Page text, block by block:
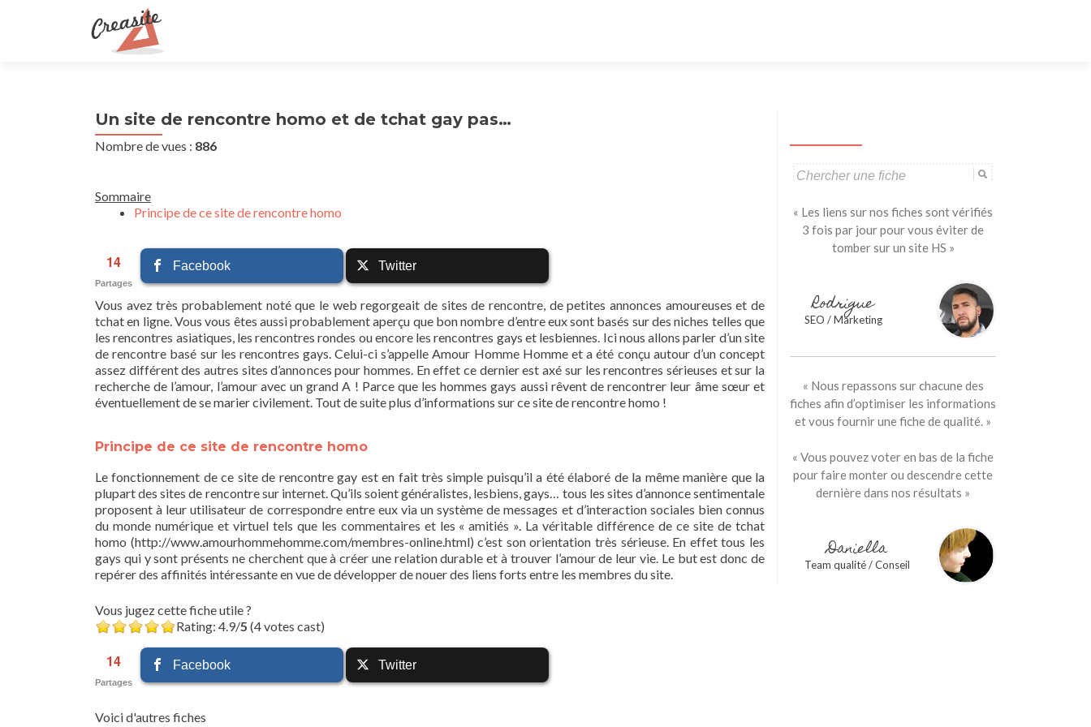
Un site de rencontre homo et de tchat gay pas…
Nombre de vues : 886
Sommaire
Principe de ce site de rencontre homo
14
Partages
Facebook Twitter
Vous avez très probablement noté que le web regorgeait de sites de rencontre, de petites annonces amoureuses et de
tchat en ligne. Vous vous êtes aussi probablement aperçu que bon nombre d’entre eux sont basés sur des niches telles que
les rencontres asiatiques, les rencontres rondes ou encore les rencontres gays et lesbiennes. Ici nous allons parler d’un site
de rencontre basé sur les rencontres gays. Celui-ci s’appelle Amour Homme Homme et a été conçu autour d’un concept
assez différent des autres sites d’annonces pour hommes. En effet ce dernier est axé sur les rencontres sérieuses et sur la
recherche de l’amour, l’amour avec un grand A ! Parce que les hommes gays aussi rêvent de rencontrer leur âme sœur et
éventuellement de se marier civilement. Tout de suite plus d’informations sur ce site de rencontre homo !
Principe de ce site de rencontre homo
Le fonctionnement de ce site de rencontre gay est en fait très simple puisqu’il a été élaboré de la même manière que la
plupart des sites de rencontre sur internet. Qu’ils soient généralistes, lesbiens, gays… tous les sites d’annonce sentimentale
proposent à leur utilisateur de correspondre entre eux via un système de messages et d’interaction sociales bien connus
du monde numérique et virtuel tels que les commentaires et les « amitiés ». La véritable différence de ce site de tchat
homo (http://www.amourhommehomme.com/membres-online.html) c’est son orientation très sérieuse. En effet tous les
gays qui y sont présents ne cherchent que à créer une relation durable et à trouver l’amour de leur vie. Le but est donc de
repérer des affinités intéressante en vue de développer de nouer des liens forts entre les membres du site.
Vous jugez cette fiche utile ?
Rating: 4.9/5 (4 votes cast)
14
Partages
Facebook Twitter
Voici d'autres fiches
Search
« Les liens sur nos fiches sont vérifiés
3 fois par jour pour vous éviter de
tomber sur un site HS »
Rodrigue
SEO / Marketing
« Nous repassons sur chacune des
fiches afin d’optimiser les informations
et vous fournir une fiche de qualité. »
« Vous pouvez voter en bas de la fiche
pour faire monter ou descendre cette
dernière dans nos résultats »
Daniella
Team qualité / Conseil